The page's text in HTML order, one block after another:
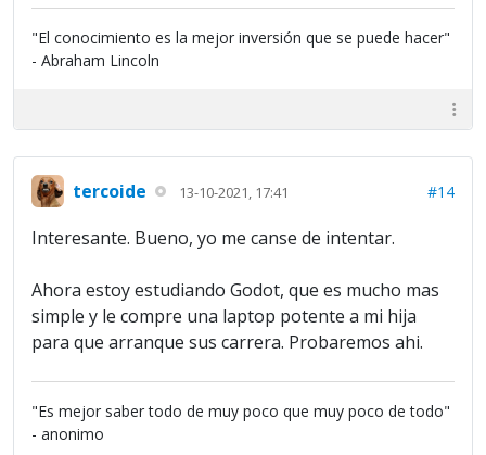
"El conocimiento es la mejor inversión que se puede hacer"
- Abraham Lincoln
tercoide 13-10-2021, 17:41 #14
Interesante. Bueno, yo me canse de intentar.
Ahora estoy estudiando Godot, que es mucho mas
simple y le compre una laptop potente a mi hija
para que arranque sus carrera. Probaremos ahi.
"Es mejor saber todo de muy poco que muy poco de todo"
- anonimo